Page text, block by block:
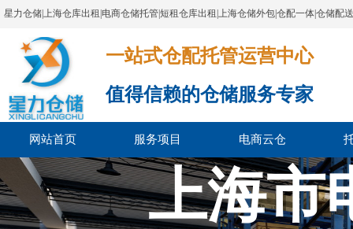
星力仓储|上海仓库出租|电商仓储托管|短租仓库出租|上海仓储外包|仓配一体|仓储配
一站式仓配托管运营中心​​​​​​​​​​​​​​​​​
值得信赖的仓储服务专家
网站首页 服务项目 电商云仓
上海市